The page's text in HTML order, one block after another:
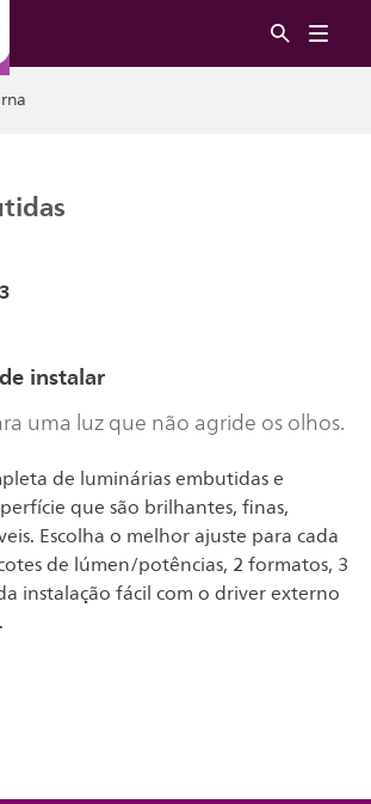
instalar
uma luz que não agride os olhos.
de luminárias embutidas e
que são brilhantes, finas,
Escolha o melhor ajuste para cada
de lúmen/potências, 2 formatos, 3
instalação fácil com o driver externo